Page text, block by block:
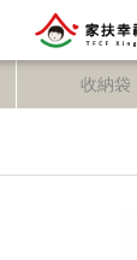
收納袋